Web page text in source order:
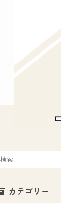
カテゴリー